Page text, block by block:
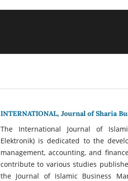
INTERNATIONAL, Journal of Sharia
The International Journal of
Elektronik) is dedicated to the
management, accounting, and
contribute to various studies
the Journal of Islamic Business